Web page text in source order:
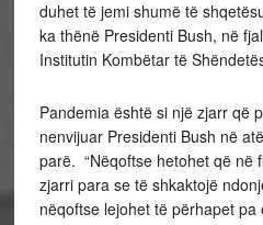
duhet të jemi shumë të
ka thënë Presidenti Bush, në
Institutin Kombëtar të
Pandemia është si një zjarr që
nenvijuar Presidenti Bush në
parë. “Nëqoftse hetohet që në
zjarri para se të shkaktojë
nëqoftse lejohet të përhapet